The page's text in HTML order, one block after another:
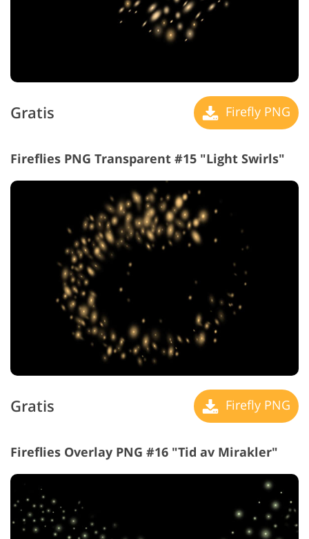
Gratis Firefly PNG
Fireflies PNG Transparent #15 "Light Swirls"
Gratis Firefly PNG
Fireflies Overlay PNG #16 "Tid av Mirakler"